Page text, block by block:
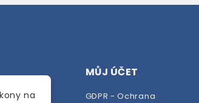
MŮJ ÚČET
GDPR - Ochrana
na